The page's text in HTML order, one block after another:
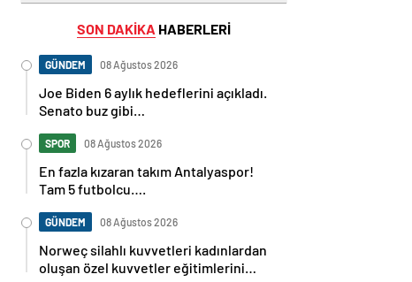
SON DAKİKA HABERLERİ
GÜNDEM 08 Ağustos 2026
Joe Biden 6 aylık hedeflerini açıkladı.
Senato buz gibi…
SPOR 08 Ağustos 2026
En fazla kızaran takım Antalyaspor!
Tam 5 futbolcu….
GÜNDEM 08 Ağustos 2026
Norweç silahlı kuvvetleri kadınlardan
oluşan özel kuvvetler eğitimlerini